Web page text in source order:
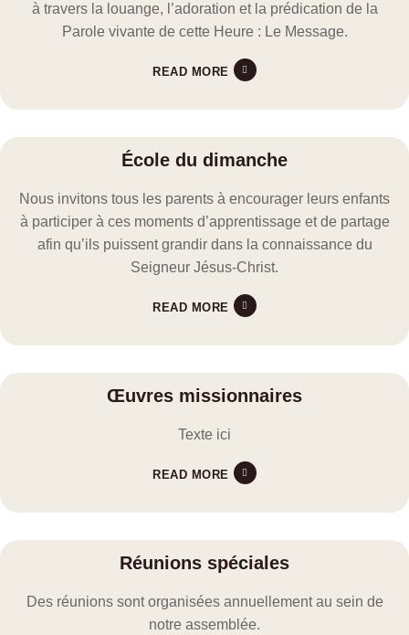
à travers la louange, l’adoration et la prédication de la
Parole vivante de cette Heure : Le Message.
READ MORE
École du dimanche
Nous invitons tous les parents à encourager leurs enfants
à participer à ces moments d’apprentissage et de partage
afin qu’ils puissent grandir dans la connaissance du
Seigneur Jésus-Christ.
READ MORE
Œuvres missionnaires
Texte ici
READ MORE
Réunions spéciales
Des réunions sont organisées annuellement au sein de
notre assemblée.